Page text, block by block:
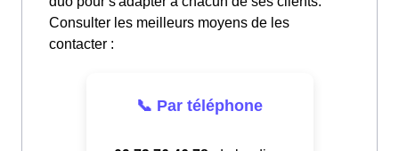
Consulter les meilleurs moyens de les
contacter :
📞 Par téléphone